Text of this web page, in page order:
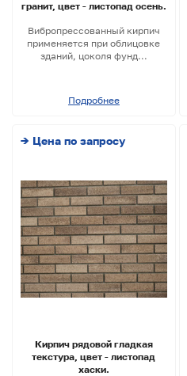
гранит, цвет - листопад осень.
Вибропрессованный кирпич
применяется при облицовке
зданий, цоколя фунд...
Подробнее
→ Цена по запросу
Кирпич рядовой гладкая
текстура, цвет - листопад
хаски.